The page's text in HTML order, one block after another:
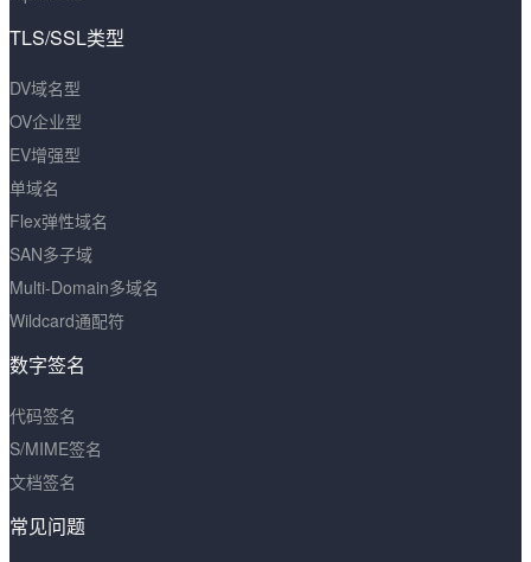
TLS/SSL类型
DV域名型
OV企业型
EV增强型
单域名
Flex弹性域名
SAN多子域
Multi-Domain多域名
Wildcard通配符
数字签名
代码签名
S/MIME签名
文档签名
常见问题